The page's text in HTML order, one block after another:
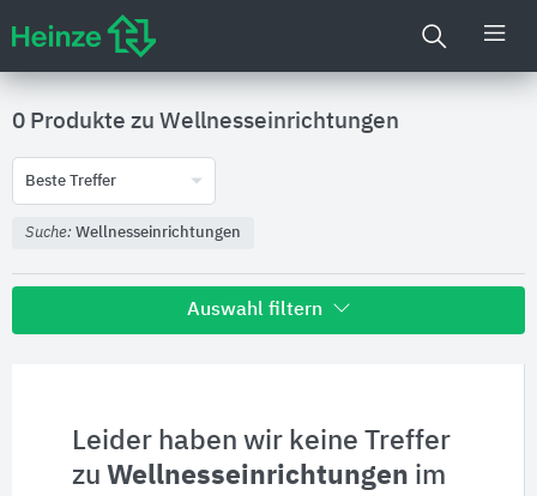
0 Produkte zu Wellnesseinrichtungen
Beste Treffer
Suche: Wellnesseinrichtungen
Auswahl filtern
Produktinformationen
Leider haben wir keine Treffer
zu Wellnesseinrichtungen im